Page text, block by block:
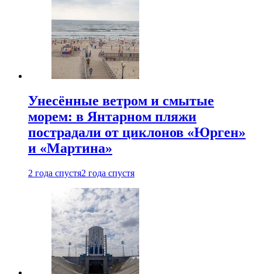
Унесённые ветром и смытые
морем: в Янтарном пляжи
пострадали от циклонов «Юрген»
и «Мартина»
2 года спустя2 года спустя